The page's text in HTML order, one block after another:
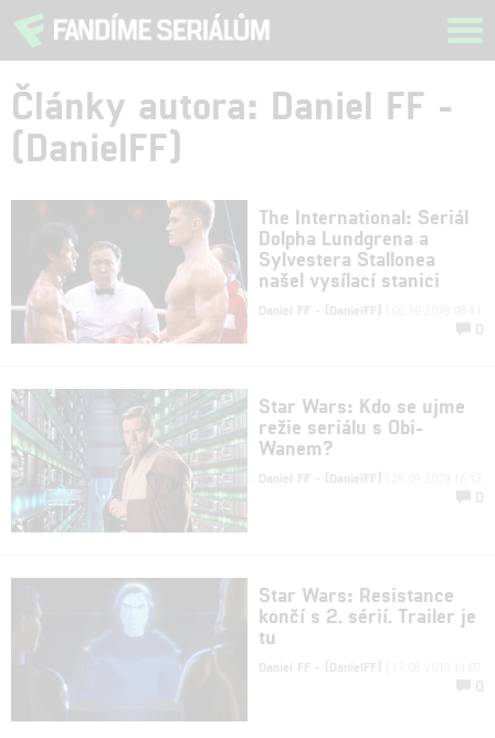
Články autora: Daniel FF -
(DanielFF)
The International: Seriál
Dolpha Lundgrena a
Sylvestera Stallonea
našel vysílací stanici
Daniel FF - (DanielFF)
0
Star Wars: Kdo se ujme
režie seriálu s Obi-
Wanem?
Daniel FF - (DanielFF)
0
Star Wars: Resistance
končí s 2. sérií. Trailer je
tu
Daniel FF - (DanielFF)
0